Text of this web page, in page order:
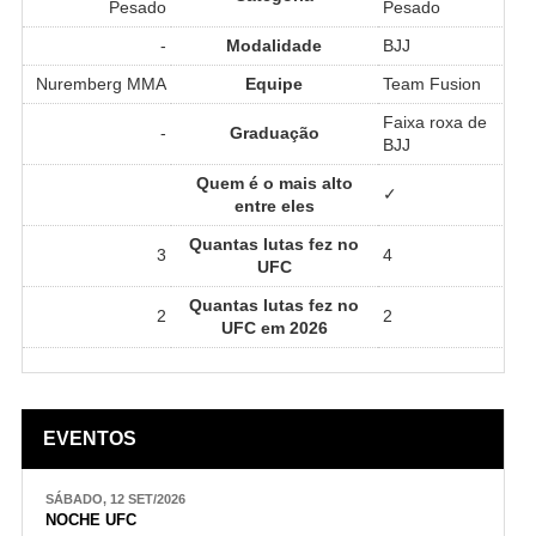
Pesado
Pesado
-
Modalidade
BJJ
Nuremberg MMA
Equipe Team Fusion
- Graduação
Faixa roxa de
BJJ
Quem é o mais alto
entre eles
✓
3
Quantas lutas fez no
UFC
4
2
Quantas lutas fez no
UFC em 2026
2
EVENTOS
SÁBADO, 12 SET/2026
NOCHE UFC